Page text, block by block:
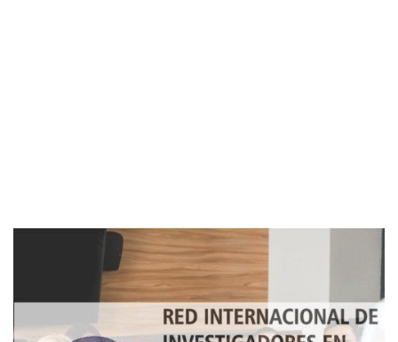
Imagen de portada